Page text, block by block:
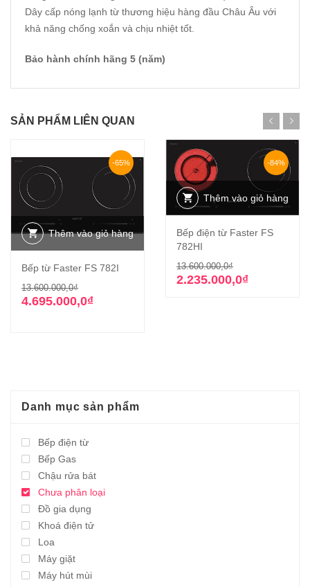
Dây cấp nóng lạnh từ thương hiệu hàng đầu Châu Âu với
khả năng chống xoắn và chịu nhiệt tốt.
Bảo hành chính hãng 5 (năm)
SẢN PHẨM LIÊN QUAN
-65%
Thêm vào giỏ hàng
Bếp từ Faster FS 782I
13.600.000,0₫Giá
gốc
4.695.000,0₫
Giá
hiện
-84%
Thêm vào giỏ hàng
Bếp điện từ Faster FS
782HI
13.600.000,0₫Giá
gốc
2.235.000,0₫
Giá
hiện
Danh mục sản phẩm
Bếp điện từ
Bếp Gas
Chậu rửa bát
Chưa phân loại
Đồ gia dụng
Khoá điện tử
Loa
Máy giặt
Máy hút mùi